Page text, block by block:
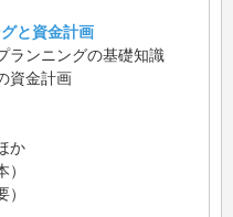
と資金計画
ニングの基礎知識
金計画